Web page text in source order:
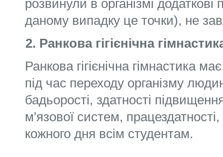
розвинули в організмі
даному випадку це точки), не
2. Ранкова гігієнічна
Ранкова гігієнічна гімнастика
під час переходу організму
бадьорості, здатності
м'язової систем, праце­здатності,
кожного дня всім студентам.